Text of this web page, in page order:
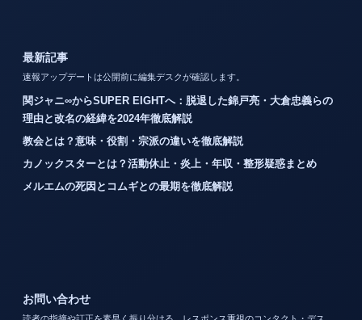
最新記事
速報アップデートは公開前に編集デスクが確認します。
関ジャニ∞からSUPER EIGHTへ：脱退した錦戸亮・大倉忠義らの
理由と改名の経緯を2024年徹底解説
教会とは？意味・役割・宗派の違いを徹底解説
カノックスターとは？活動休止・炎上・年収・整形疑惑まとめ
メルエムの死因とコムギとの最期を徹底解説
お問い合わせ